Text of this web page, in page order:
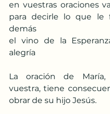
en vuestras oraciones
para decirle lo que le
demás
el vino de la
alegría
La oración de
vuestra, tiene
obrar de su hijo Jesús.